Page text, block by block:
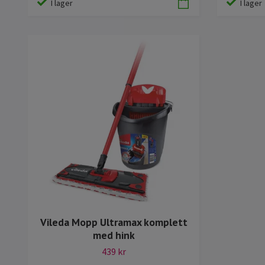
I lager I lager
Vileda Mopp Ultramax komplett
med hink
439 kr